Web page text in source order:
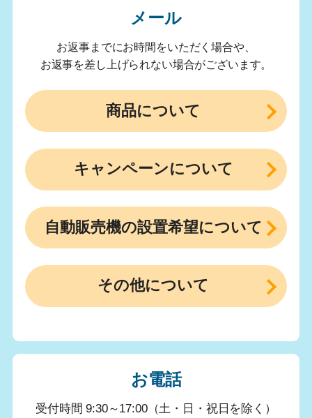
メール
お返事までにお時間をいただく場合や、
お返事を差し上げられない場合がございます。
商品について
キャンペーンについて
自動販売機の設置希望について
その他について
お電話
受付時間 9:30～17:00（土・日・祝日を除く）